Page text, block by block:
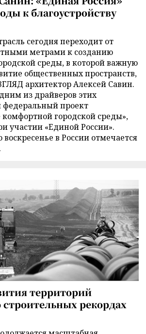
к благоустройству
сегодня переходит от
метрами к созданию
среды, в которой важную
общественных пространств,
архитектор Алексей Савин.
из драйверов этих
федеральный проект
городской среды»,
участии «Единой России».
в России отмечается
территорий
строительных рекордах